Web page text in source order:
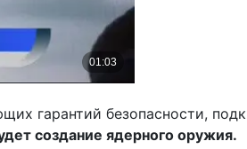
гарантий безопасности,
создание ядерного оружия.